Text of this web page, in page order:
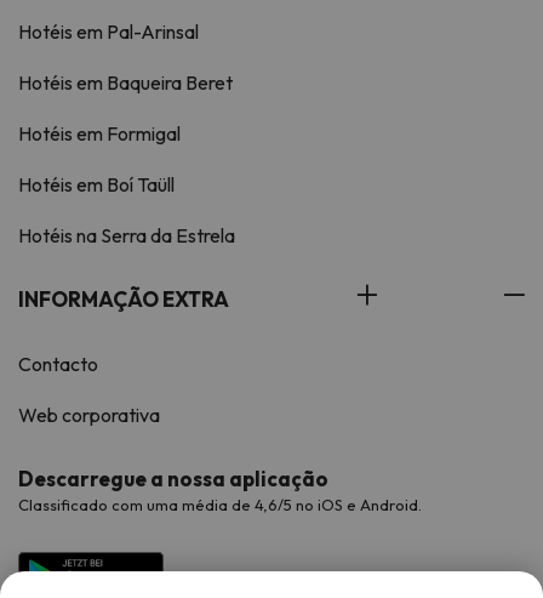
Hotéis em Pal-Arinsal
Hotéis em Baqueira Beret
Hotéis em Formigal
Hotéis em Boí Taüll
Hotéis na Serra da Estrela
INFORMAÇÃO EXTRA
Contacto
Web corporativa
Descarregue a nossa aplicação
Classificado com uma média de 4,6/5 no iOS e Android.